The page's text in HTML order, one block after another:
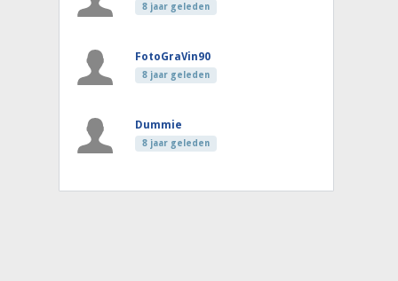
8 jaar geleden
FotoGraVin90
8 jaar geleden
Dummie
8 jaar geleden